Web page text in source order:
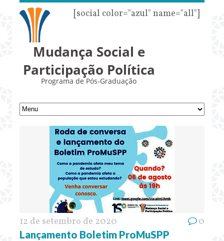
[social color="azul" name="all"]
Mudança Social e
Participação Política
Programa de Pós-Graduação
12 de setembro de 2020 0
Lançamento Boletim ProMuSPP